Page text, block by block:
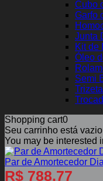
Cubo
Garfo
Junta
Kit de
Óleo
Semi
Trizeta
Shopping cart0
Seu carrinho está
You may be interested
Par de Amortecedor
R$ 788,77